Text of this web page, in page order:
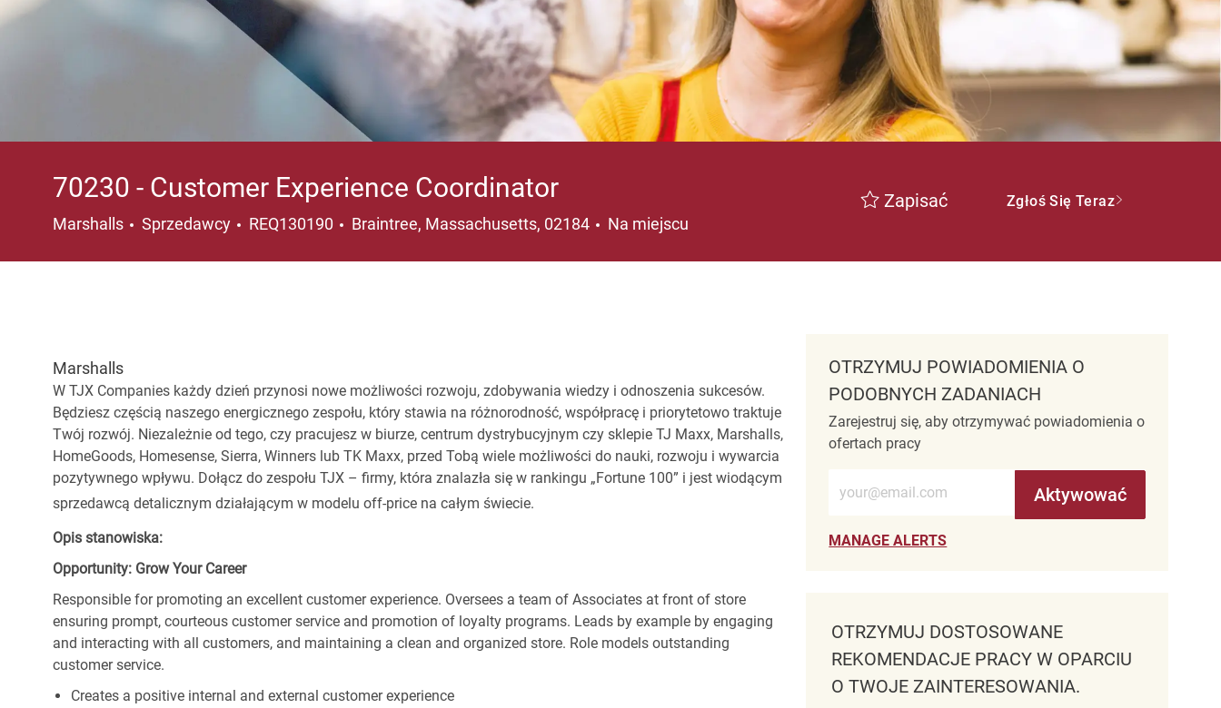
70230 - Customer Experience Coordinator
Marshalls Kategoria
Sprzedawcy REQ130190 Lokalizacja
Braintree, Massachusetts, 02184 Na miejscu
Zapisać Zgłoś Się Teraz
Marshalls
W TJX Companies każdy dzień przynosi nowe możliwości rozwoju, zdobywania wiedzy i odnoszenia sukcesów.
Będziesz częścią naszego energicznego zespołu, który stawia na różnorodność, współpracę i priorytetowo traktuje
Twój rozwój. Niezależnie od tego, czy pracujesz w biurze, centrum dystrybucyjnym czy sklepie TJ Maxx, Marshalls,
HomeGoods, Homesense, Sierra, Winners lub TK Maxx, przed Tobą wiele możliwości do nauki, rozwoju i wywarcia
pozytywnego wpływu. Dołącz do zespołu TJX – firmy, która znalazła się w rankingu „Fortune 100” i jest wiodącym
sprzedawcą detalicznym działającym w modelu off-price na całym świecie.
Opis stanowiska:
Opportunity: Grow Your Career
Responsible for promoting an excellent customer experience. Oversees a team of Associates at front of store
ensuring prompt, courteous customer service and promotion of loyalty programs. Leads by example by engaging
and interacting with all customers, and maintaining a clean and organized store. Role models outstanding
customer service.
Creates a positive internal and external customer experience
OTRZYMUJ POWIADOMIENIA O
PODOBNYCH ZADANIACH
Zarejestruj się, aby otrzymywać powiadomienia o
ofertach pracy
Wprowadź adres e-mail (wymagane)
Aktywować
MANAGE ALERTS
OTRZYMUJ DOSTOSOWANE
REKOMENDACJE PRACY W OPARCIU
O TWOJE ZAINTERESOWANIA.